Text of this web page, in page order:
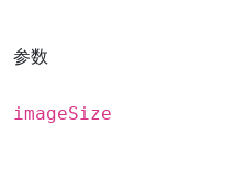
参数
imageSize